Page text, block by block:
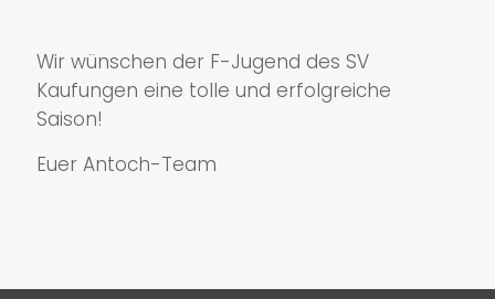
Wir wünschen der F-Jugend des SV
Kaufungen eine tolle und erfolgreiche
Saison!
Euer Antoch-Team